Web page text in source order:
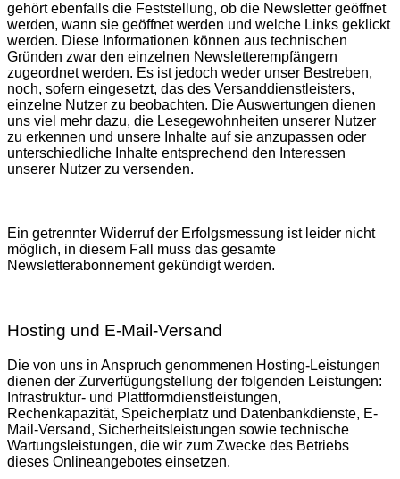
gehört ebenfalls die Feststellung, ob die Newsletter geöffnet
werden, wann sie geöffnet werden und welche Links geklickt
werden. Diese Informationen können aus technischen
Gründen zwar den einzelnen Newsletterempfängern
zugeordnet werden. Es ist jedoch weder unser Bestreben,
noch, sofern eingesetzt, das des Versanddienstleisters,
einzelne Nutzer zu beobachten. Die Auswertungen dienen
uns viel mehr dazu, die Lesegewohnheiten unserer Nutzer
zu erkennen und unsere Inhalte auf sie anzupassen oder
unterschiedliche Inhalte entsprechend den Interessen
unserer Nutzer zu versenden.
Ein getrennter Widerruf der Erfolgsmessung ist leider nicht
möglich, in diesem Fall muss das gesamte
Newsletterabonnement gekündigt werden.
Hosting und E-Mail-Versand
Die von uns in Anspruch genommenen Hosting-Leistungen
dienen der Zurverfügungstellung der folgenden Leistungen:
Infrastruktur- und Plattformdienstleistungen,
Rechenkapazität, Speicherplatz und Datenbankdienste, E-
Mail-Versand, Sicherheitsleistungen sowie technische
Wartungsleistungen, die wir zum Zwecke des Betriebs
dieses Onlineangebotes einsetzen.